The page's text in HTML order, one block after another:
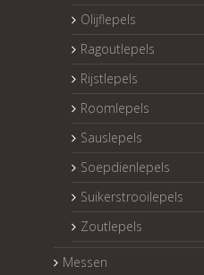
Olijflepels
Ragoutlepels
Rijstlepels
Roomlepels
Sauslepels
Soepdienlepels
Suikerstrooilepels
Zoutlepels
Messen